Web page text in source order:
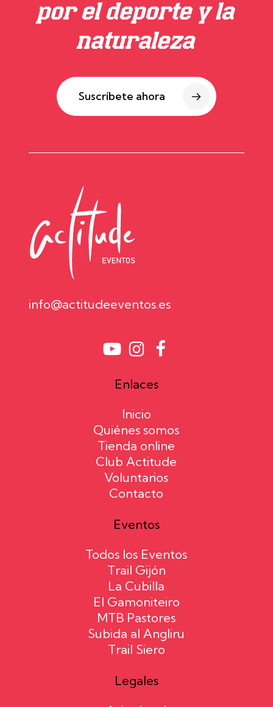
por el deporte y la
naturaleza
Suscríbete ahora
info@actitudeeventos.es
Enlaces
Inicio
Quiénes somos
Tienda online
Club Actitude
Voluntarios
Contacto
Eventos
Todos los Eventos
Trail Gijón
La Cubilla
El Gamoniteiro
MTB Pastores
Subida al Angliru
Trail Siero
Legales